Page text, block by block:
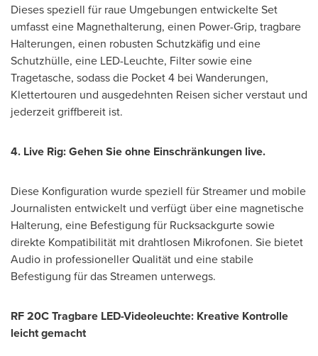
Dieses speziell für raue Umgebungen entwickelte Set
umfasst eine Magnethalterung, einen Power-Grip, tragbare
Halterungen, einen robusten Schutzkäfig und eine
Schutzhülle, eine LED-Leuchte, Filter sowie eine
Tragetasche, sodass die Pocket 4 bei Wanderungen,
Klettertouren und ausgedehnten Reisen sicher verstaut und
jederzeit griffbereit ist.
4. Live Rig: Gehen Sie ohne Einschränkungen live.
Diese Konfiguration wurde speziell für Streamer und mobile
Journalisten entwickelt und verfügt über eine magnetische
Halterung, eine Befestigung für Rucksackgurte sowie
direkte Kompatibilität mit drahtlosen Mikrofonen. Sie bietet
Audio in professioneller Qualität und eine stabile
Befestigung für das Streamen unterwegs.
RF 20C Tragbare LED-Videoleuchte: Kreative Kontrolle
leicht gemacht